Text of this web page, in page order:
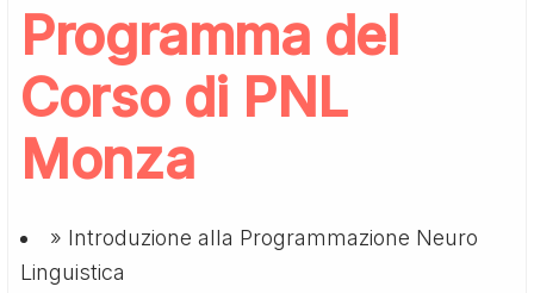
Programma del
Corso di PNL
Monza
» Introduzione alla Programmazione Neuro
Linguistica